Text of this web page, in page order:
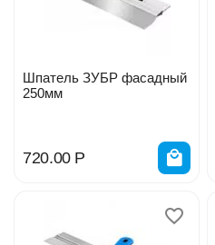
Шпатель ЗУБР фасадный
250мм
720.00 Р